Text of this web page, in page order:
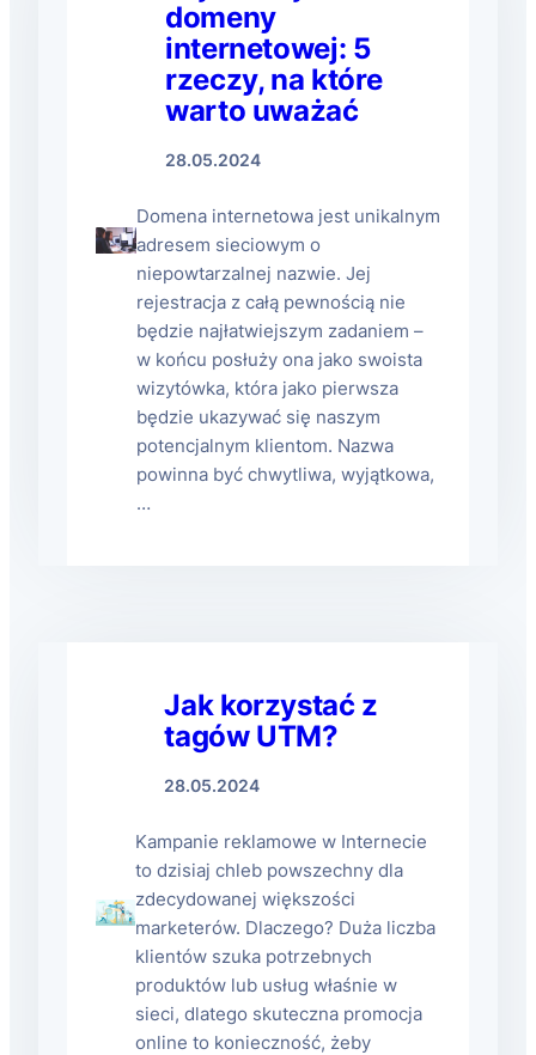
domeny
internetowej: 5
rzeczy, na które
warto uważać
28.05.2024
Domena internetowa jest unikalnym
adresem sieciowym o
niepowtarzalnej nazwie. Jej
rejestracja z całą pewnością nie
będzie najłatwiejszym zadaniem –
w końcu posłuży ona jako swoista
wizytówka, która jako pierwsza
będzie ukazywać się naszym
potencjalnym klientom. Nazwa
powinna być chwytliwa, wyjątkowa,
…
Jak korzystać z
tagów UTM?
28.05.2024
Kampanie reklamowe w Internecie
to dzisiaj chleb powszechny dla
zdecydowanej większości
marketerów. Dlaczego? Duża liczba
klientów szuka potrzebnych
produktów lub usług właśnie w
sieci, dlatego skuteczna promocja
online to konieczność, żeby